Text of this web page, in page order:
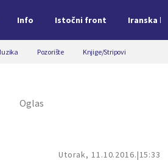
Info Istočni front Iranska
Pozorište Knjige/Stripovi
Utorak, 11.10.2016. 15:33